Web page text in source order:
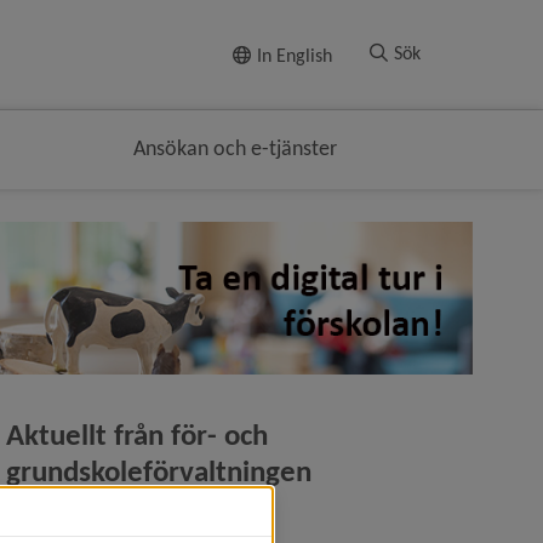
In English Sök
Ansökan och e-tjänster
Aktuellt från för- och
grundskoleförvaltningen